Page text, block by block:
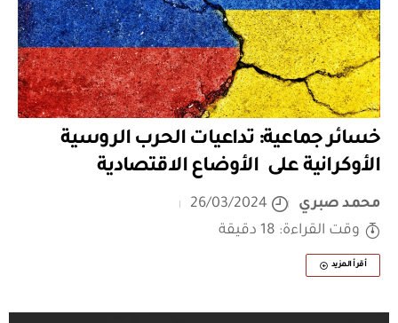
خسائر جماعية: تداعيات الحرب الروسية
الأوكرانية على الأوضاع الاقتصادية
محمد صبري
26/03/2024
وقت القراءة: 18 دقيقة
أقرأ المزيد